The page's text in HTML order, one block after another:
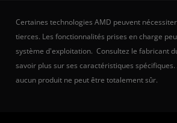
Certaines technologies AMD peuvent
tierces. Les fonctionnalités prises en charge
système d'exploitation. Consultez le fabricant
savoir plus sur ses caractéristiques
aucun produit ne peut être totalement sûr.